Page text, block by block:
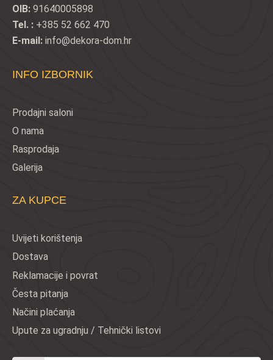
OIB: 91640005898
Tel. : +385 52 662 470
E-mail: info@dekora-dom.hr
INFO IZBORNIK
Prodajni saloni
O nama
Rasprodaja
Galerija
ZA KUPCE
Uvijeti korištenja
Dostava
Reklamacije i povrat
Česta pitanja
Načini plaćanja
Upute za ugradnju / Tehnički listovi